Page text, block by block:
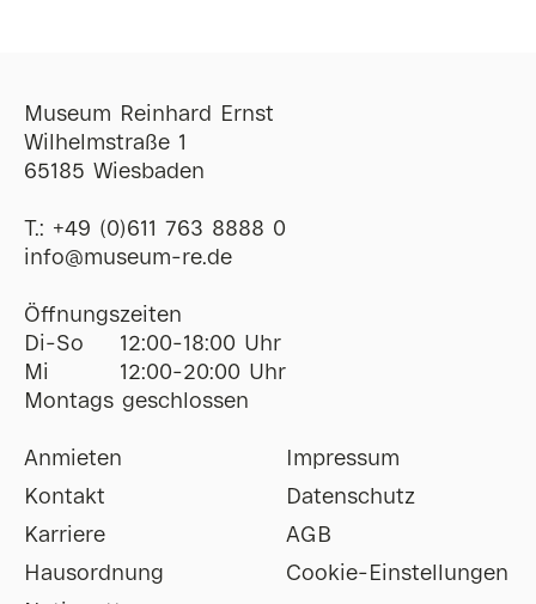
Museum Reinhard Ernst
Wilhelmstraße 1
65185 Wiesbaden
T.: +49 (0)611 763 8888 0
ofni@museum-re de
Öffnungszeiten
Di-So
12:00-18:00 Uhr
Mi
12:00-20:00 Uhr
Montags geschlossen
Anmieten
Kontakt
Karriere
Hausordnung
Impressum
Datenschutz
AGB
Cookie-Einstellungen